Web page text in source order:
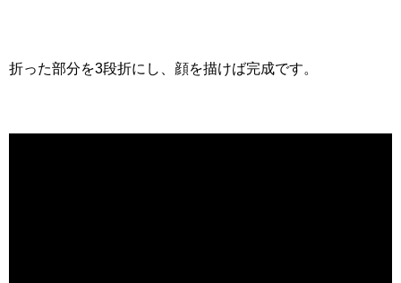
折った部分を3段折にし、顔を描けば完成です。